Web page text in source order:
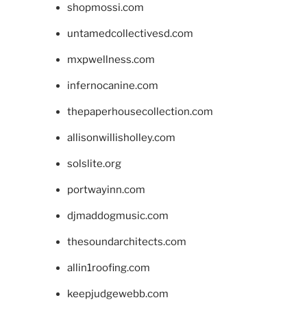
shopmossi.com
untamedcollectivesd.com
mxpwellness.com
infernocanine.com
thepaperhousecollection.com
allisonwillisholley.com
solslite.org
portwayinn.com
djmaddogmusic.com
thesoundarchitects.com
allin1roofing.com
keepjudgewebb.com